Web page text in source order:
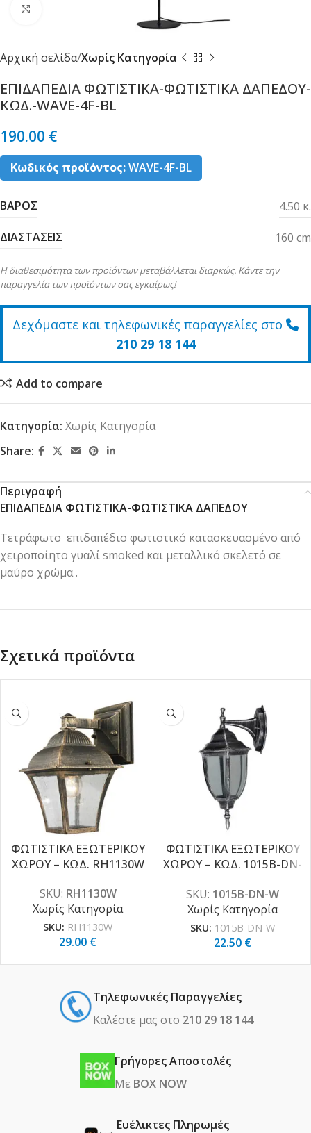
Αρχική σελίδα Χωρίς Κατηγορία
ΕΠΙΔΑΠΕΔΙΑ ΦΩΤΙΣΤΙΚΑ-ΦΩΤΙΣΤΙΚΑ ΔΑΠΕΔΟΥ-
ΚΩΔ.-WAVE-4F-BL
190.00 €
Κωδικός προϊόντος:WAVE-4F-BL
ΒΑΡΟΣ 4.50 κ.
ΔΙΑΣΤΑΣΕΙΣ 160 cm
Η διαθεσιμότητα των προϊόντων μεταβάλλεται διαρκώς. Κάντε την
παραγγελία των προϊόντων σας εγκαίρως!
Δεχόμαστε και τηλεφωνικές παραγγελίες στο
210 29 18 144
Add to compare
Κατηγορία: Χωρίς Κατηγορία
Share:
Περιγραφή
ΕΠΙΔΑΠΕΔΙΑ ΦΩΤΙΣΤΙΚΑ-ΦΩΤΙΣΤΙΚΑ ΔΑΠΕΔΟΥ
Τετράφωτο επιδαπέδιο φωτιστικό κατασκευασμένο από
χειροποίητο γυαλί smoked και μεταλλικό σκελετό σε
μαύρο χρώμα .
Σχετικά προϊόντα
ΦΩΤΙΣΤΙΚΑ ΕΞΩΤΕΡΙΚΟΥ
ΧΩΡΟΥ – ΚΩΔ. RH1130W
SKU: RH1130W
Χωρίς Κατηγορία
SKU: RH1130W
29.00 €
ΦΩΤΙΣΤΙΚΑ ΕΞΩΤΕΡΙΚΟΥ
ΧΩΡΟΥ – ΚΩΔ. 1015B-DN-
SKU: 1015B-DN-W
Χωρίς Κατηγορία
SKU: 1015B-DN-W
22.50 €
Τηλεφωνικές Παραγγελίες
Καλέστε μας στο 210 29 18 144
Γρήγορες Αποστολές
Με BOX NOW
Ευέλικτες Πληρωμές